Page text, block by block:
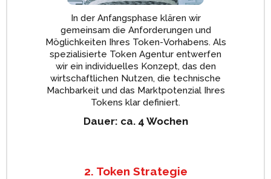
In der Anfangsphase klären wir
gemeinsam die Anforderungen und
Möglichkeiten Ihres Token-Vorhabens. Als
spezialisierte Token Agentur entwerfen
wir ein individuelles Konzept, das den
wirtschaftlichen Nutzen, die technische
Machbarkeit und das Marktpotenzial Ihres
Tokens klar definiert.
Dauer: ca. 4 Wochen
2. Token Strategie